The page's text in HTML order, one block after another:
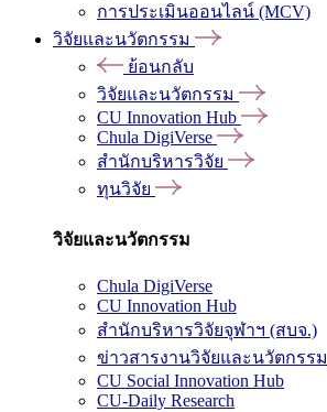
การประเมินออนไลน์ (MCV)
วิจัยและนวัตกรรม
ย้อนกลับ
วิจัยและนวัตกรรม
CU Innovation Hub
Chula DigiVerse
สำนักบริหารวิจัย
ทุนวิจัย
วิจัยและนวัตกรรม
Chula DigiVerse
CU Innovation Hub
สำนักบริหารวิจัยจุฬาฯ (สบจ.)
ข่าวสารงานวิจัยและนวัตกรรม
CU Social Innovation Hub
CU-Daily Research